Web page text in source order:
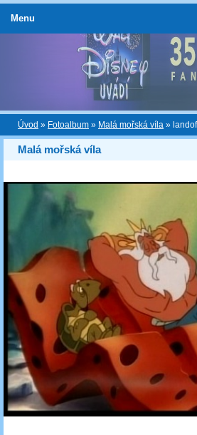
Úvod » Fotoalbum » Malá mořská víla »
Malá mořská víla
Menu